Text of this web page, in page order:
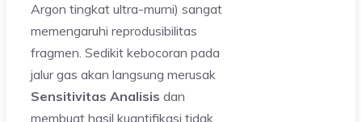
Argon tingkat ultra-murni) sangat
memengaruhi reprodusibilitas
fragmen. Sedikit kebocoran pada
jalur gas akan langsung merusak
Sensitivitas Analisis dan
membuat hasil kuantifikasi tidak